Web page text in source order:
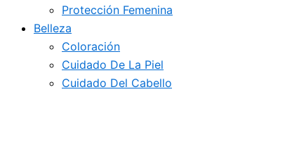
Protección Femenina
Belleza
Coloración
Cuidado De La Piel
Cuidado Del Cabello